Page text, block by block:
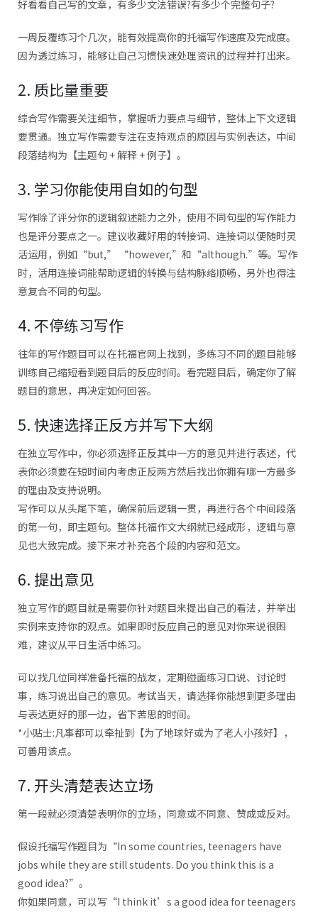
好看看自己写的文章，有多少文法错误?有多少个完整句子?
一周反覆练习个几次，能有效提高你的托福写作速度及完成度。
因为透过练习，能够让自己习惯快速处理资讯的过程并打出来。
2. 质比量重要
综合写作需要关注细节，掌握听力要点与细节，整体上下文逻辑
要贯通。独立写作需要专注在支持观点的原因与实例表达，中间
段落结构为【主题句 + 解释 + 例子】。
3. 学习你能使用自如的句型
写作除了评分你的逻辑叙述能力之外，使用不同句型的写作能力
也是评分要点之一。建议收藏好用的转接词、连接词以便随时灵
活运用，例如“but,” “however,”和“although.”等。写作
时，活用连接词能帮助逻辑的转换与结构脉络顺畅，另外也得注
意复合不同的句型。
4. 不停练习写作
往年的写作题目可以在托福官网上找到，多练习不同的题目能够
训练自己缩短看到题目后的反应时间。看完题目后，确定你了解
题目的意思，再决定如何回答。
5. 快速选择正反方并写下大纲
在独立写作中，你必须选择正反其中一方的意见并进行表述，代
表你必须要在短时间内考虑正反两方然后找出你拥有哪一方最多
的理由及支持说明。
写作可以从头尾下笔，确保前后逻辑一贯，再进行各个中间段落
的第一句，即主题句。整体托福作文大纲就已经成形，逻辑与意
见也大致完成。接下来才补充各个段的内容和范文。
6. 提出意见
独立写作的题目就是需要你针对题目来提出自己的看法，并举出
实例来支持你的观点。如果即时反应自己的意见对你来说很困
难，建议从平日生活中练习。
可以找几位同样准备托福的战友，定期碰面练习口说、讨论时
事，练习说出自己的意见。考试当天，请选择你能想到更多理由
与表达更好的那一边，省下苦思的时间。
*小贴士:凡事都可以牵扯到【为了地球好或为了老人小孩好】，
可善用该点。
7. 开头清楚表达立场
第一段就必须清楚表明你的立场，同意或不同意、赞成或反对。
假设托福写作题目为“In some countries, teenagers have
jobs while they are still students. Do you think this is a
good idea?”。
你如果同意，可以写“I think it’s a good idea for teenagers